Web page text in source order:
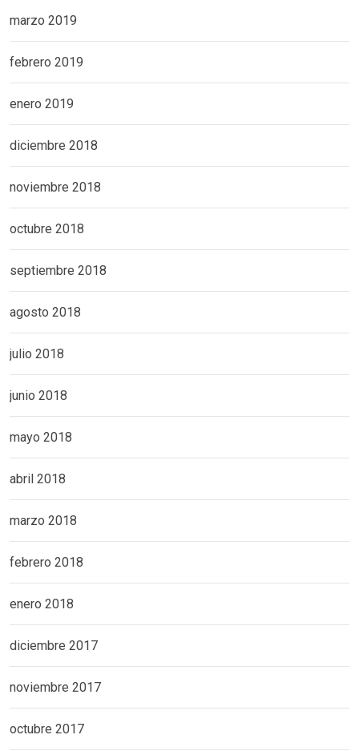
marzo 2019
febrero 2019
enero 2019
diciembre 2018
noviembre 2018
octubre 2018
septiembre 2018
agosto 2018
julio 2018
junio 2018
mayo 2018
abril 2018
marzo 2018
febrero 2018
enero 2018
diciembre 2017
noviembre 2017
octubre 2017